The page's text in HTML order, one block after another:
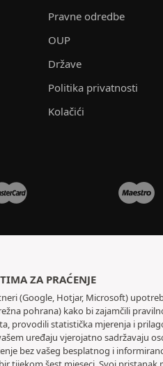
Pravne odredbe
OUP
Države
Politika privatnosti
Kolačići
ZA PRAĆENJE
(Google, Hotjar, Microsoft)
pohrana) kako bi zajamčili
provodili statistička mjerenja i
uređaju vjerojatno sadržavaju
bez vašeg besplatnog i